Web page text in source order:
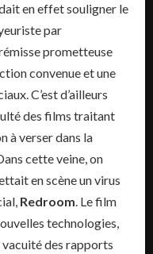
en effet souligner le
par
prometteuse
convenue et une
C’est d’ailleurs
des films traitant
à verser dans la
cette veine, on
en scène un virus
Redroom. Le film
technologies,
des rapports